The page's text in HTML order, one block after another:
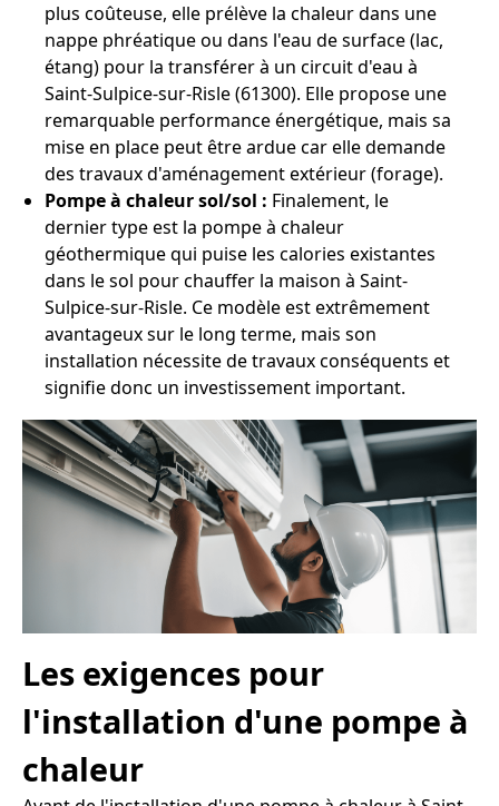
plus coûteuse, elle prélève la chaleur dans une
nappe phréatique ou dans l'eau de surface (lac,
étang) pour la transférer à un circuit d'eau à
Saint-Sulpice-sur-Risle (61300). Elle propose une
remarquable performance énergétique, mais sa
mise en place peut être ardue car elle demande
des travaux d'aménagement extérieur (forage).
Pompe à chaleur sol/sol : Finalement, le
dernier type est la pompe à chaleur
géothermique qui puise les calories existantes
dans le sol pour chauffer la maison à Saint-
Sulpice-sur-Risle. Ce modèle est extrêmement
avantageux sur le long terme, mais son
installation nécessite de travaux conséquents et
signifie donc un investissement important.
Les exigences pour
l'installation d'une pompe à
chaleur